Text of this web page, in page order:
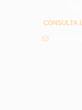
CONSULTA